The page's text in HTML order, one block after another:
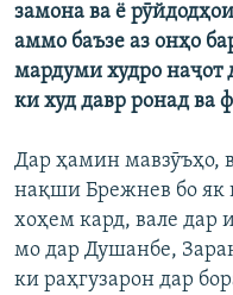
замона ва ё
аммо баъзе аз онҳо
мардуми худро наҷот
ки худ давр ронад ва
Дар ҳамин мавзӯъҳо,
нақши Брежнев бо як
хоҳем кард, вале дар
мо дар Душанбе,
ки раҳгузарон дар